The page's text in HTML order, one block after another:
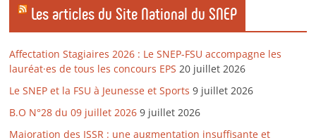
Les articles du Site National du SNEP
Affectation Stagiaires 2026 : Le SNEP-FSU accompagne les
lauréat·es de tous les concours EPS 20 juillet 2026
Le SNEP et la FSU à Jeunesse et Sports 9 juillet 2026
B.O N°28 du 09 juillet 2026 9 juillet 2026
Majoration des ISSR : une augmentation insuffisante et